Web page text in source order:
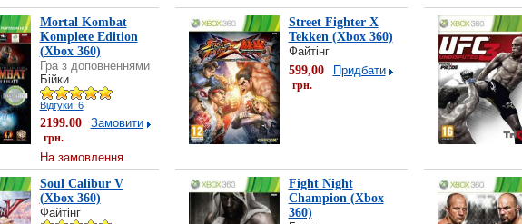
Mortal Kombat
Komplete Edition
(Xbox 360)
Гра з доповненнями
Бійки
Відгуки: 6
2199.00
грн.
Замовити
На замовлення
Street Fighter X
Tekken (Xbox 360)
Файтінг
599,00
грн.
Придбати
Soul Calibur V
(Xbox 360)
Файтінг
Fight Night
Champion (Xbox
360)